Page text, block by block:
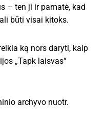
– ten ji ir pamatė, kad
būti visai kitoks.
ką nors daryti, kaip
„Tapk laisvas“
archyvo nuotr.